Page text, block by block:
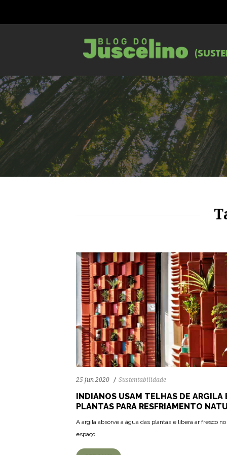
25 jun 2020 Sustentabilidade
INDIANOS USAM TELHAS DE ARGILA
PLANTAS PARA RESFRIAMENTO
A argila absorve a água das plantas e libera ar fresco no
espaço.